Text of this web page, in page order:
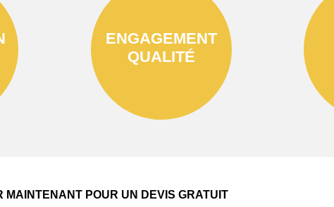
ENGAGEMENT
QUALITÉ
MAINTENANT POUR UN DEVIS GRATUIT